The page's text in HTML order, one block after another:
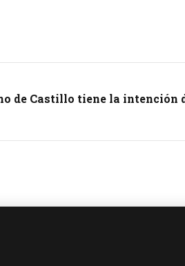
de Castillo tiene la intención